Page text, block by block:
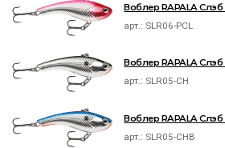
Воблер RAPALA Слэб
арт.: SLR06-PCL
Воблер RAPALA Слэб
арт.: SLR05-CH
Воблер RAPALA Слэб
арт.: SLR05-CHB